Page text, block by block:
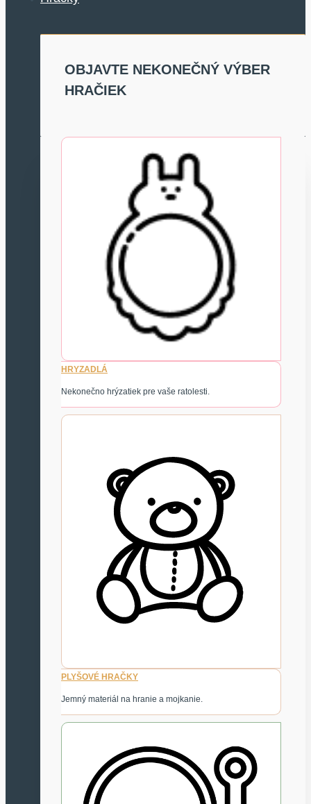
OBJAVTE NEKONEČNÝ VÝBER
HRAČIEK
HRYZADLÁ
Nekonečno hrýzatiek pre vaše ratolesti.
PLYŠOVÉ HRAČKY
Jemný materiál na hranie a mojkanie.